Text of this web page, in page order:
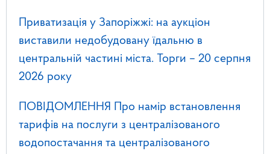
Приватизація у Запоріжжі: на аукціон
виставили недобудовану їдальню в
центральній частині міста. Торги – 20 серпня
2026 року
ПОВІДОМЛЕННЯ Про намір встановлення
тарифів на послуги з централізованого
водопостачання та централізованого